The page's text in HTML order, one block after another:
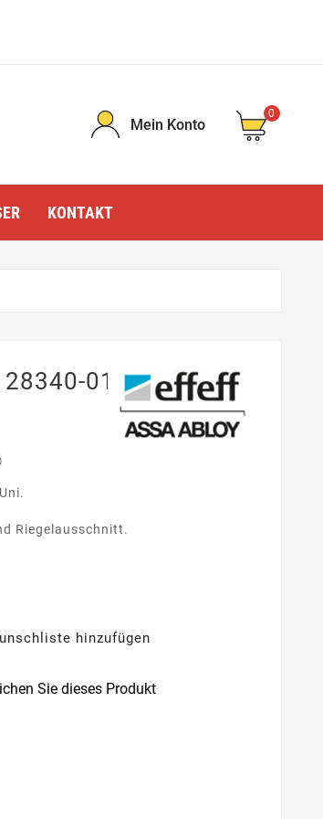
Mein Konto
0
KONTAKT
01
Riegelausschnitt.
hinzufügen
Sie dieses Produkt